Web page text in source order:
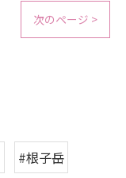
次のページ >
#根子岳